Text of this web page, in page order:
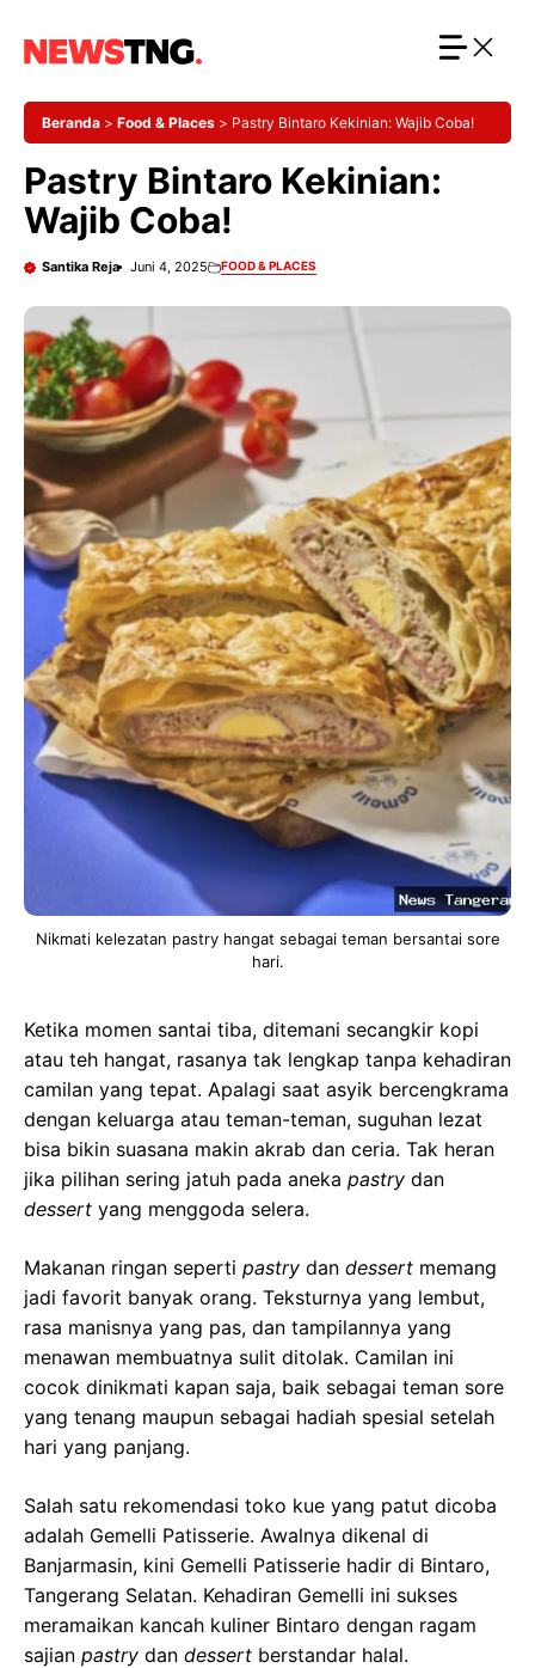
Beranda > Food & Places > Pastry Bintaro Kekinian: Wajib Coba!
Pastry Bintaro Kekinian:
Wajib Coba!
Santika Reja Juni 4, 2025 FOOD & PLACES
Nikmati kelezatan pastry hangat sebagai teman bersantai sore
hari.
Ketika momen santai tiba, ditemani secangkir kopi
atau teh hangat, rasanya tak lengkap tanpa kehadiran
camilan yang tepat. Apalagi saat asyik bercengkrama
dengan keluarga atau teman-teman, suguhan lezat
bisa bikin suasana makin akrab dan ceria. Tak heran
jika pilihan sering jatuh pada aneka pastry dan
dessert yang menggoda selera.
Makanan ringan seperti pastry dan dessert memang
jadi favorit banyak orang. Teksturnya yang lembut,
rasa manisnya yang pas, dan tampilannya yang
menawan membuatnya sulit ditolak. Camilan ini
cocok dinikmati kapan saja, baik sebagai teman sore
yang tenang maupun sebagai hadiah spesial setelah
hari yang panjang.
Salah satu rekomendasi toko kue yang patut dicoba
adalah Gemelli Patisserie. Awalnya dikenal di
Banjarmasin, kini Gemelli Patisserie hadir di Bintaro,
Tangerang Selatan. Kehadiran Gemelli ini sukses
meramaikan kancah kuliner Bintaro dengan ragam
sajian pastry dan dessert berstandar halal.